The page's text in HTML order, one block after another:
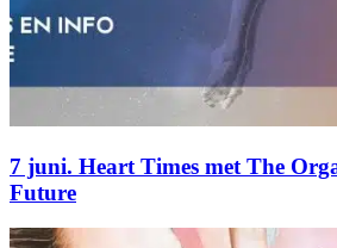
7 juni. Heart Times met The
Future